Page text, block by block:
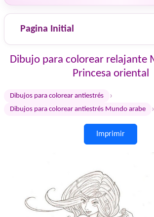
Pagina Initial
Dibujo para colorear relajante
Princesa oriental
Dibujos para colorear antiestrés ›
Dibujos para colorear antiestrés Mundo arabe ›
Imprimir